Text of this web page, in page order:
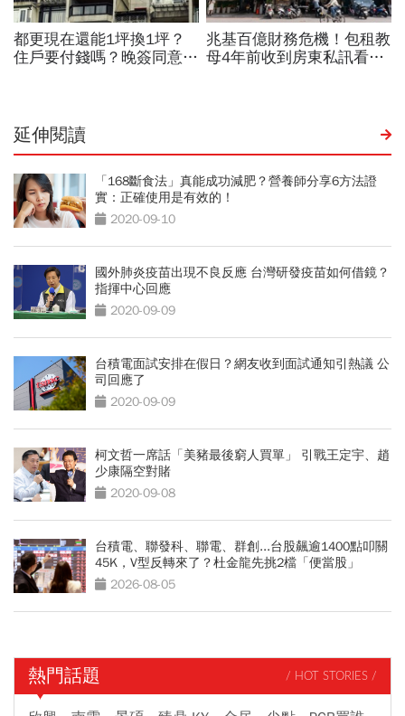
延伸閱讀
「168斷食法」真能成功減肥？營養師分享6方法證
實：正確使用是有效的！
2020-09-10
國外肺炎疫苗出現不良反應 台灣研發疫苗如何借鏡？
指揮中心回應
2020-09-09
台積電面試安排在假日？網友收到面試通知引熱議 公
司回應了
2020-09-09
柯文哲一席話「美豬最後窮人買單」 引戰王定宇、趙
少康隔空對賭
2020-09-08
台積電、聯發科、聯電、群創...台股飆逾1400點叩關
45K，V型反轉來了？杜金龍先挑2檔「便當股」
2026-08-05
熱門話題 / HOT STORIES /